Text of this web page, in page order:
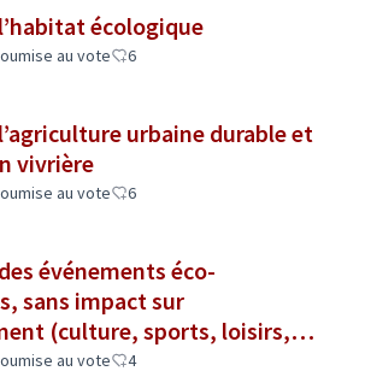
écologique
au vote 6
urbaine durable et
vivrière
au vote 6
événements éco-
sans impact sur
(culture, sports, loisirs,
au vote 4